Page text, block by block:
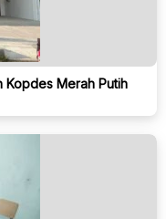
Kopdes Merah Putih